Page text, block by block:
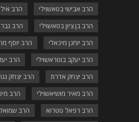
הרב אבישי בטאשוילי
הרב
הרב בן ציון בטאשוילי
הרב
הרב יוחנן מיכאלי
הרב יוסף
הרב יעקב בוטראשוילי
הרב
הרב יצחק אדרת
הרב יצחק
הרב מאיר מושיאשוילי
הרב
הרב רפאל טטרוא
הרב